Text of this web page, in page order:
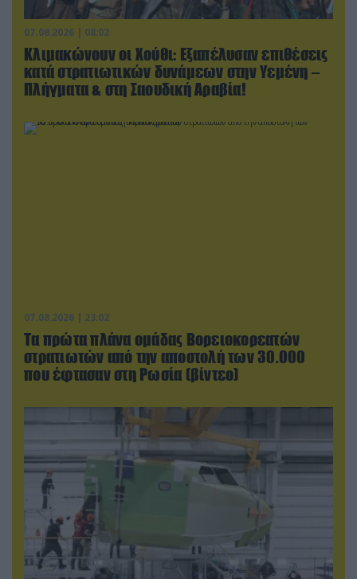
07.08.2026 | 08:02
Κλιμακώνουν οι Χούθι: Eξαπέλυσαν επιθέσεις
κατά στρατιωτικών δυνάμεων στην Υεμένη –
Πλήγματα & στη Σαουδική Αραβία!
07.08.2026 | 23:02
Τα πρώτα πλάνα ομάδας Βορειοκορεατών
στρατιωτών από την αποστολή των 30.000
που έφτασαν στη Ρωσία (βίντεο)